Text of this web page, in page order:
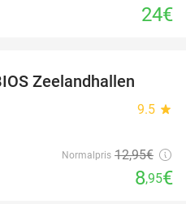
24€
Zeelandhallen
9.5 star
Normalpris 12,95€
8,95€